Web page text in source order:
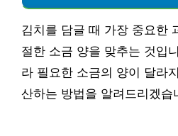
김치를 담글 때 가장 중요한
절한 소금 양을 맞추는 것입
라 필요한 소금의 양이 달라
산하는 방법을 알려드리겠습